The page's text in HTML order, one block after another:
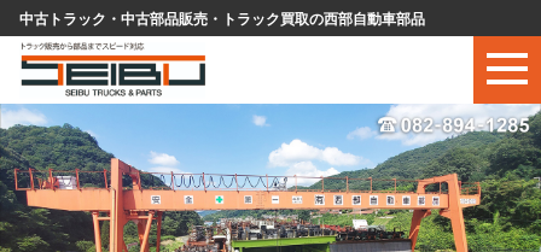
中古トラック・中古部品販売・トラック買取の西部自動車部品